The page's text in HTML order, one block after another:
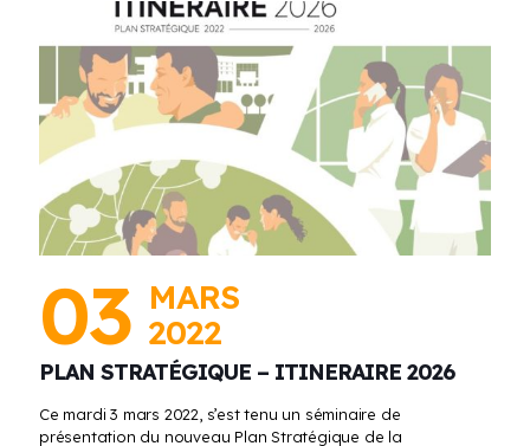
03 MARS
2022
PLAN STRATÉGIQUE – ITINERAIRE 2026
Ce mardi 3 mars 2022, s’est tenu un séminaire de
présentation du nouveau Plan Stratégique de la